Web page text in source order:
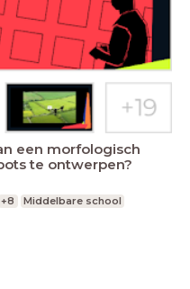
een morfologisch
te ontwerpen?
+8
Middelbare school